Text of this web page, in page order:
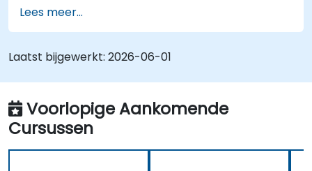
Lees meer...
Laatst bijgewerkt: 2026-06-01
Voorlopige Aankomende
Cursussen